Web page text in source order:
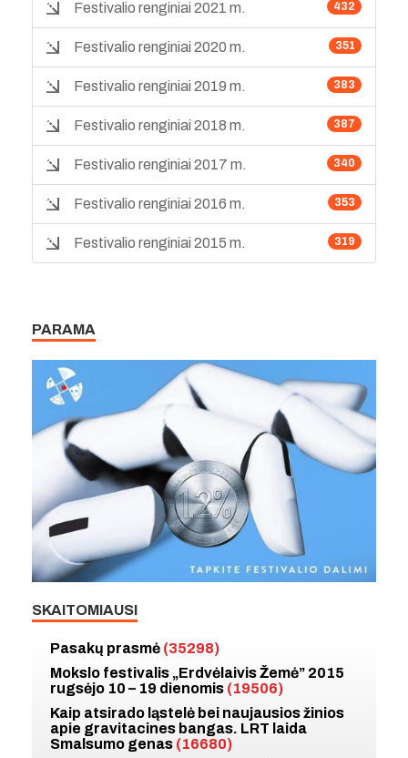
432
Festivalio renginiai 2021 m.
351
Festivalio renginiai 2020 m.
383
Festivalio renginiai 2019 m.
387
Festivalio renginiai 2018 m.
340
Festivalio renginiai 2017 m.
353
Festivalio renginiai 2016 m.
319
Festivalio renginiai 2015 m.
PARAMA
SKAITOMIAUSI
Pasakų prasmė (35298)
Mokslo festivalis „Erdvėlaivis Žemė” 2015
rugsėjo 10 – 19 dienomis (19506)
Kaip atsirado ląstelė bei naujausios žinios
apie gravitacines bangas. LRT laida
Smalsumo genas (16680)